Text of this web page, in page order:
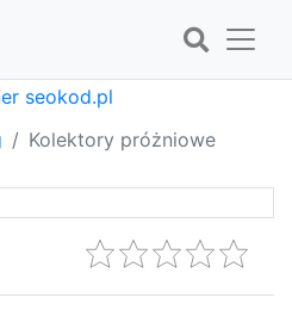
Kolektory próżniowe